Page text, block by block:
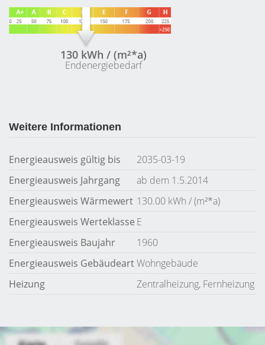
130 kWh / (m²*a)
Endenergiebedarf
Weitere Informationen
Energieausweis gültig bis
2035-03-19
Energieausweis Jahrgang
ab dem 1.5.2014
Energieausweis Wärmewert 130.00 kWh / (m²*a)
Energieausweis Werteklasse E
Energieausweis Baujahr
1960
Energieausweis GebäudeartWohngebäude
Heizung
Zentralheizung, Fernheizung